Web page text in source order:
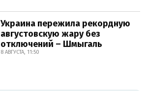
Украина пережила рекордную
августовскую жару без
отключений – Шмыгаль
8 АВГУСТА, 11:50